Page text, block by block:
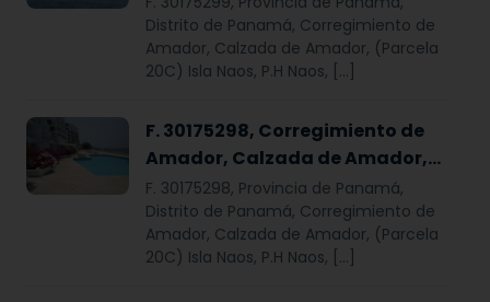
Harbour (200), Nivel 200, Apto.
E-3
Distrito de Panamá, Corregimiento de
Amador, Calzada de Amador, (Parcela
20C) Isla Naos, P.H Naos, […]
F. 30175298, Corregimiento de
Amador, Calzada de Amador,
Isla Naos, P.H Naos, Torre
Harbour (200), Nivel 200, Apto.
E-2
F. 30175298, Provincia de Panamá,
Distrito de Panamá, Corregimiento de
Amador, Calzada de Amador, (Parcela
20C) Isla Naos, P.H Naos, […]